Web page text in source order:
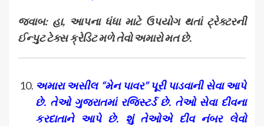
જવાબ: હા, આપના ધંધા માટે ઉપયોગ થતાં ટ્રેક્ટરની
ઈન્પુટ ટેક્સ ક્રેડિટ મળે તેવો અમારો મત છે.
અમારા અસીલ “મેન પાવર” પૂરી પાડવાની સેવા આપે
છે. તેઓ ગુજરાતમાં રજિસ્ટર્ડ છે. તેઓ સેવા દીવના
કરદાતાને આપે છે. શું તેઓએ દીવ નંબર લેવો